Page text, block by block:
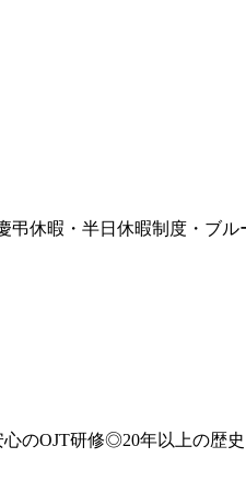
弔休暇・半日休暇制度・ブ
のOJT研修◎20年以上の歴